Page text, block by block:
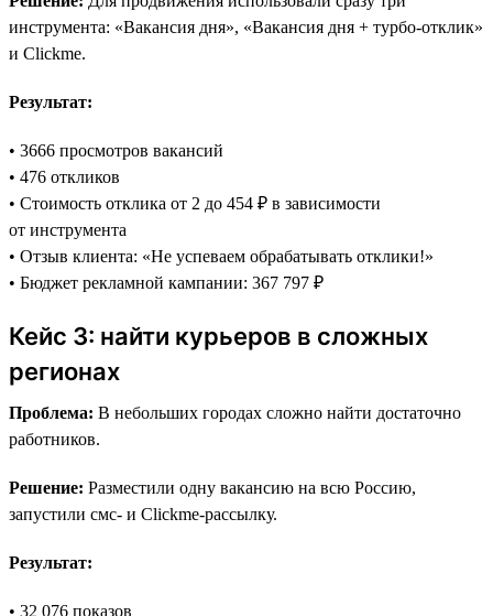
инструмента: «Вакансия дня», «Вакансия дня + турбо-отклик»
и Clickme.
Результат:
• 3666 просмотров вакансий
• 476 откликов
• Стоимость отклика от 2 до 454 ₽ в зависимости
от инструмента
• Отзыв клиента: «Не успеваем обрабатывать отклики!»
• Бюджет рекламной кампании: 367 797 ₽
Кейс 3: найти курьеров в сложных
регионах
Проблема: В небольших городах сложно найти достаточно
работников.
Решение: Разместили одну вакансию на всю Россию,
запустили смс- и Clickme-рассылку.
Результат:
• 32 076 показов